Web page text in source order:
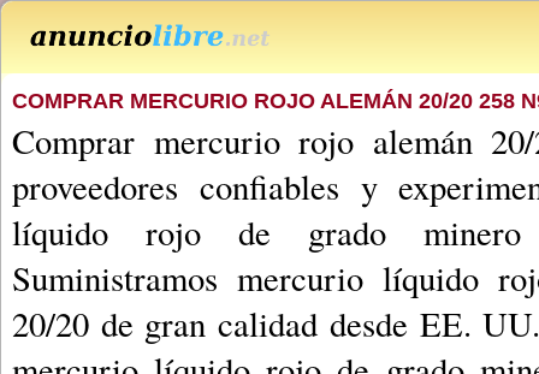
COMPRAR MERCURIO ROJO ALEMÁN 20/20 258
Comprar mercurio rojo alemán
proveedores confiables y
líquido rojo de grado
Suministramos mercurio líquido
20/20 de gran calidad desde EE.